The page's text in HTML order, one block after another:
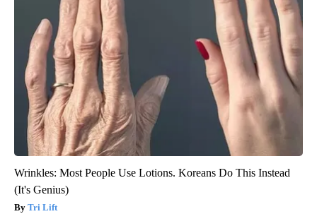
Wrinkles: Most People Use Lotions. Koreans Do This Instead
(It's Genius)
Tri Lift